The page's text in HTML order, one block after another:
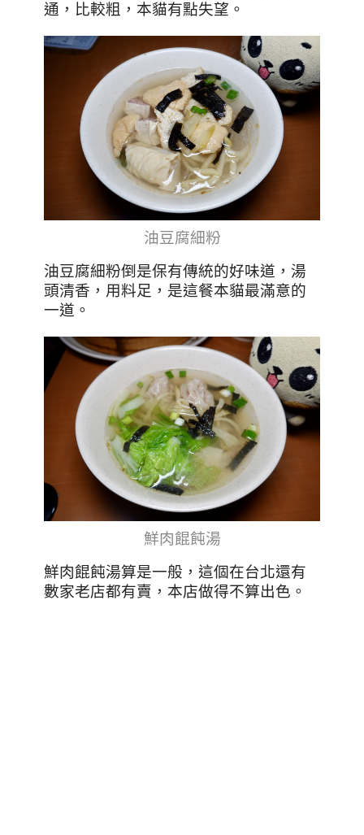
通，比較粗，本貓有點失望。
油豆腐細粉
油豆腐細粉倒是保有傳統的好味道，湯
頭清香，用料足，是這餐本貓最滿意的
一道。
鮮肉餛飩湯
鮮肉餛飩湯算是一般，這個在台北還有
數家老店都有賣，本店做得不算出色。